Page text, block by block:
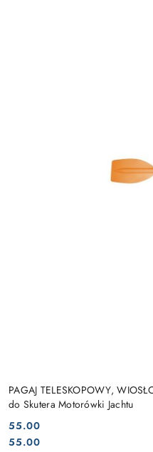
PAGAJ TELESKOPOWY,
do Skutera Motorówki Jachtu
Cena:
55.00
Cena:
55.00